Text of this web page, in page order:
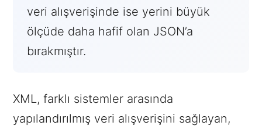
veri alışverişinde ise yerini büyük
ölçüde daha hafif olan JSON’a
bırakmıştır.
XML, farklı sistemler arasında
yapılandırılmış veri alışverişini sağlayan,